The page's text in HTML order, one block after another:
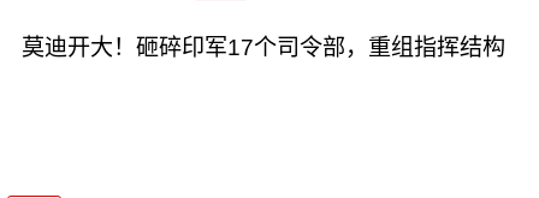
莫迪开大！砸碎印军17个司令部，重组指挥结构